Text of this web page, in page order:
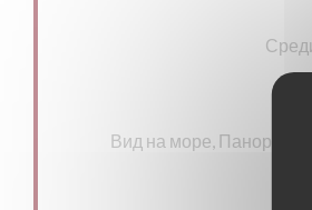
Вид на море,